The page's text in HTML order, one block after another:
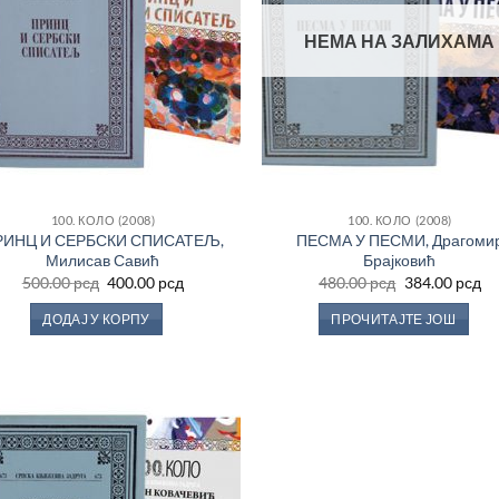
100. КОЛО (2008)
И СЕРБСКИ СПИСАТЕЉ,
Милисав Савић
500.00рсд Оригинална
је
била:
400.00 рсдТренутна
цена
ДОДАЈ У КОРПУ
НЕМА НА ЗАЛИХАМА
100. КОЛО (2008)
ПЕСМА У ПЕСМИ,
Брајковић
480.00рсд Оригинална
је
била:
384.00 рсд
ПРОЧИТАЈТЕ ЈОШ
Додај
Листу
жеља